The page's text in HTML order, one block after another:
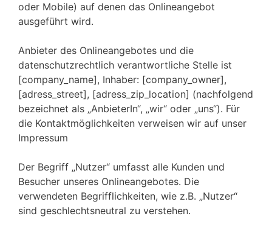
oder Mobile) auf denen das Onlineangebot
ausgeführt wird.
Anbieter des Onlineangebotes und die
datenschutzrechtlich verantwortliche Stelle ist
[company_name], Inhaber: [company_owner],
[adress_street], [adress_zip_location] (nachfolgend
bezeichnet als „AnbieterIn“, „wir“ oder „uns“). Für
die Kontaktmöglichkeiten verweisen wir auf unser
Impressum
Der Begriff „Nutzer“ umfasst alle Kunden und
Besucher unseres Onlineangebotes. Die
verwendeten Begrifflichkeiten, wie z.B. „Nutzer“
sind geschlechtsneutral zu verstehen.